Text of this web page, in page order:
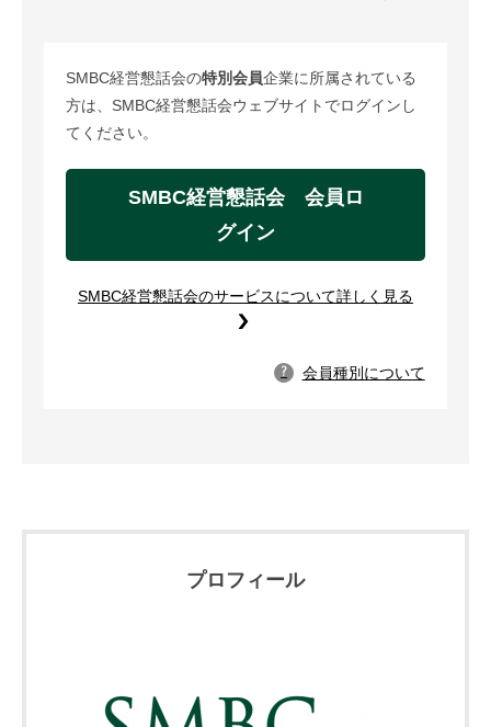
SMBC経営懇話会の特別会員企業に所属されている
方は、SMBC経営懇話会ウェブサイトでログインし
てください。
SMBC経営懇話会 会員ロ
グイン
SMBC経営懇話会のサービスについて詳しく見る
? 会員種別について
プロフィール